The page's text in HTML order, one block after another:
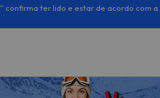
confirma ter lido e estar de acordo com a